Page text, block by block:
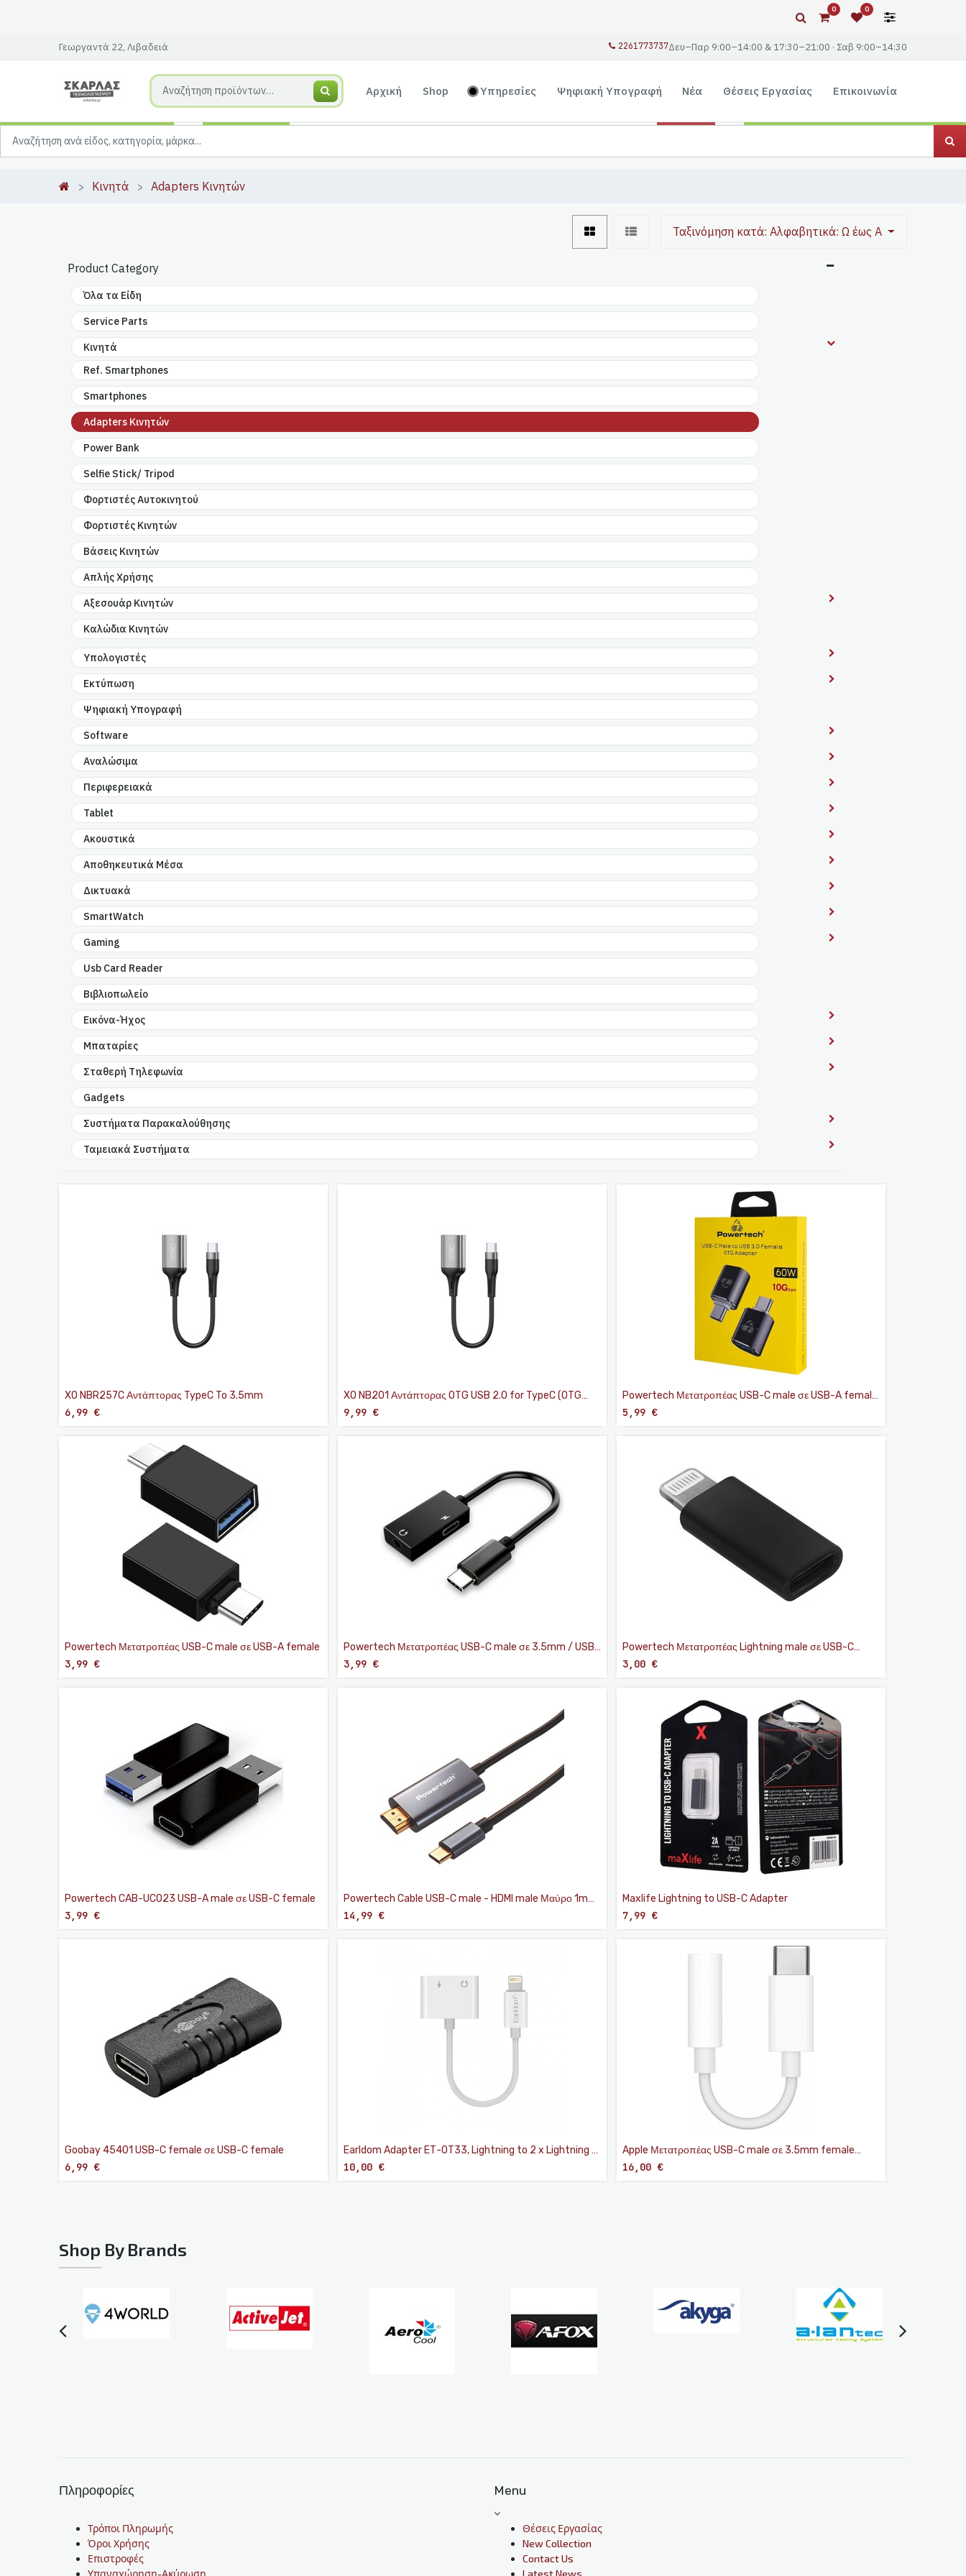
0 0
Γεωργαντά 22, Λιβαδειά 2261773737Δευ–Παρ 9:00–14:00 & 17:30–21:00 · Σαβ 9:00–14:30
Αρχική Shop Υπηρεσίες Ψηφιακή Υπογραφή Νέα Θέσεις Εργασίας Επικοινωνία
Κινητά Adapters Κινητών
Ταξινόμηση κατά: Αλφαβητικά: Ω έως A
Product Category
Όλα τα Είδη
Service Parts
Κινητά
Ref. Smartphones
Smartphones
Adapters Κινητών
Power Bank
Selfie Stick/ Tripod
Φορτιστές Αυτοκινητού
Φορτιστές Κινητών
Βάσεις Κινητών
Απλής Χρήσης
Αξεσουάρ Κινητών
Καλώδια Κινητών
Υπολογιστές
Εκτύπωση
Ψηφιακή Υπογραφή
Software
Αναλώσιμα
Περιφερειακά
Tablet
Ακουστικά
Αποθηκευτικά Μέσα
Δικτυακά
SmartWatch
Gaming
Usb Card Reader
Βιβλιοπωλείο
Εικόνα-Ήχος
Μπαταρίες
Σταθερή Τηλεφωνία
Gadgets
Συστήματα Παρακαλούθησης
Ταμειακά Συστήματα
XO NBR257C Αντάπτορας TypeC To 3.5mm
6,99€
XO NB201 Αντάπτορας OTG USB 2.0 for TypeC (OTG
function)
9,99€
Powertech Μετατροπέας USB-C male σε USB-A female
Γκρι
5,99€
Powertech Μετατροπέας USB-C male σε USB-A female
3,99€
Powertech Μετατροπέας USB-C male σε 3.5mm / USB-
C female
3,99€
Powertech Μετατροπέας Lightning male σε USB-C
female
3,00€
Powertech CAB-UC023 USB-A male σε USB-C female
3,99€
Powertech Cable USB-C male - HDMI male Μαύρο 1m
PTR-0209
14,99€
Maxlife Lightning to USB-C Adapter
7,99€
Goobay 45401 USB-C female σε USB-C female
6,99€
Earldom Adapter ЕТ-ОТ33, Lightning to 2 x Lightning F,
13cm, White - 40017
10,00€
Apple Μετατροπέας USB-C male σε 3.5mm female
Λευκό (MU7E2ZM/A)
16,00€
Shop By Brands
Πληροφορίες
Τρόποι Πληρωμής
Όροι Χρήσης
Επιστροφές
Menu
Θέσεις Εργασίας
New Collection
Contact Us